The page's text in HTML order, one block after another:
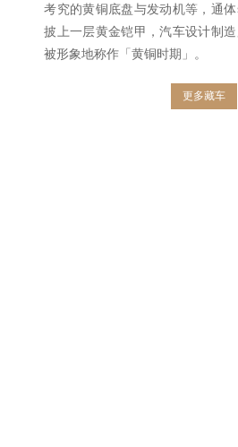
考究的黄铜底盘与发动机等，通
披上一层黄金铠甲，汽车设计制
被形象地称作「黄铜时期」。
更多藏车